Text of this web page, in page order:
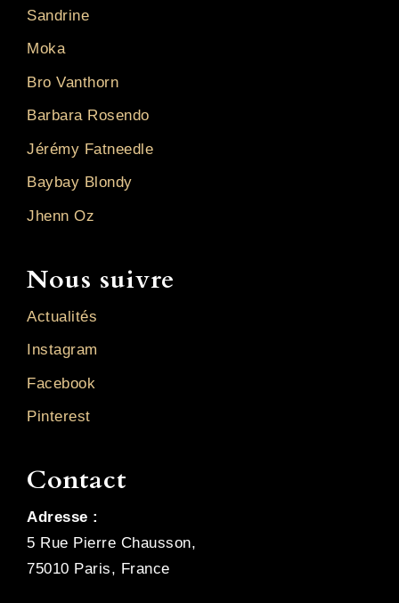
Sandrine
Moka
Bro Vanthorn
Barbara Rosendo
Jérémy Fatneedle
Baybay Blondy
Jhenn Oz
Nous suivre
Actualités
Instagram
Facebook
Pinterest
Contact
Adresse :
5 Rue Pierre Chausson,
75010 Paris, France